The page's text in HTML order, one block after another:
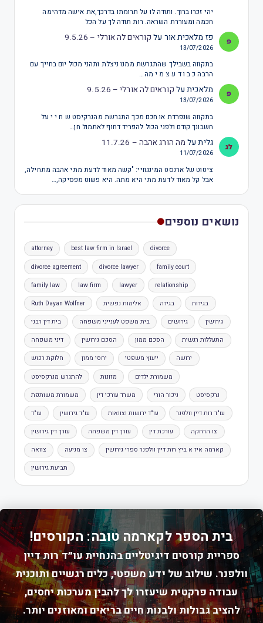
יהי זכרו ברוך. ותודה לו על תרומתו בדרכך,את אישה מדהימה
חכמה ומעוררת השראה. רות תודה לך על הכל
פז מלאכית אור על קוראים לה אורלי – 9.5.26
13/07/2026
בתקווה בשבילך שהתגרשת ממנו ניצלת ותהני מכול יום בחייך עם
הרבה כ ב ו ד ע צ מ י מה…
מלאכיתעל קוראים לה אורלי – 9.5.26
13/07/2026
בתקווה שנפרדת או חכם מכך התגרשת מהנרקיסט ש ח י י על
חשבונך קודם ולפני הכול להפריד דחוף לאתמול חן…
גליתעל מה הורג אהבה – 11.7.26
11/07/2026
ציטוט של ארנסט המינגוויי: "קשה מאוד לדעת מתי אהבה מתחילה,
אבל קל מאוד לדעת מתי היא מתה. היא פשוט מפסיקה,…
נושאים נוספים
attorney best law firm in Israel divorce
divorce agreement divorce lawyer family court
family law law firm lawyer relationship
Ruth Dayan Wolfner אלימות נפשית בגידה בגידות
בית דין רבני בית משפט לענייני משפחה גירושים גירושין
דיני משפחה הסכם גירושין הסכם ממון התעללות רגשית
חלוקת רכוש יחסי ממון ייעוץ משפטי ירושה
להתגרש מנרקסיסט מזונות משמורת ילדים
משמורת משותפת משרד עורכי דין ניכור הורי נרקסיסט
עו"ד עו"ד גירושין עו"ד ירושות וצוואות עו"ד רות דיין וולפנר
עורך דין גירושין עורך דין משפחה עורכת דין צו הרחקה
צוואה צו מניעה קארמה איז א ביץ רות דיין וולפנר ספרי גירושין
תביעת גירושין
בית הספר לקארמה טובה: הקורסים!
ספריית קורסים דיגיטליים בהנחיית עו״ד רות דיין
וולפנר. שילוב של ידע משפטי, כלים רגשיים ותוכנית
עבודה פרקטית שיעזרו לך להבין מערכות יחסים,
להציב גבולות ולבנות חיים בריאים ומאוזנים יותר.